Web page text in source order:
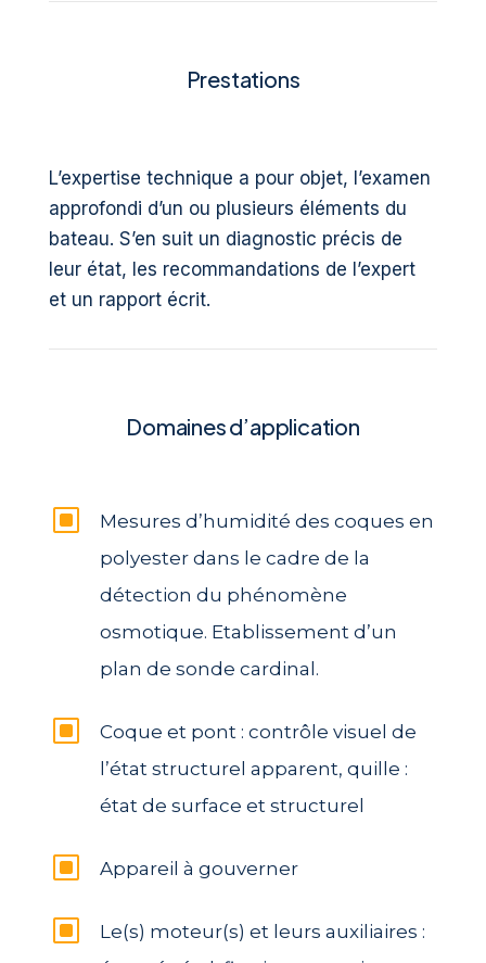
Prestations
L’expertise technique a pour objet, l’examen
approfondi d’un ou plusieurs éléments du
bateau. S’en suit un diagnostic précis de
leur état, les recommandations de l’expert
et un rapport écrit.
Domaines d’application
W
Mesures d’humidité des coques en
polyester dans le cadre de la
détection du phénomène
osmotique. Etablissement d’un
plan de sonde cardinal.
W
Coque et pont : contrôle visuel de
l’état structurel apparent, quille :
état de surface et structurel
W Appareil à gouverner
W
Le(s) moteur(s) et leurs auxiliaires :